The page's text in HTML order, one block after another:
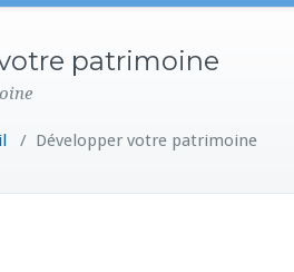
patrimoine
/ Développer votre patrimoine